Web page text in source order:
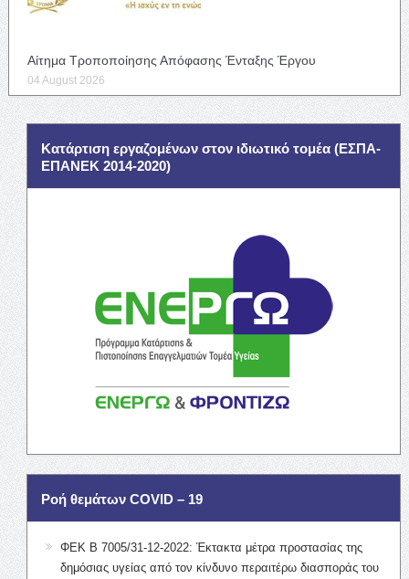
Αίτημα Τροποποίησης Απόφασης Ένταξης Έργου
04 August 2026
Κατάρτιση εργαζομένων στον ιδιωτικό τομέα (ΕΣΠΑ-
ΕΠΑΝΕΚ 2014-2020)
Ροή θεμάτων COVID – 19
ΦΕΚ Β 7005/31-12-2022: Έκτακτα μέτρα προστασίας της
δημόσιας υγείας από τον κίνδυνο περαιτέρω διασποράς του